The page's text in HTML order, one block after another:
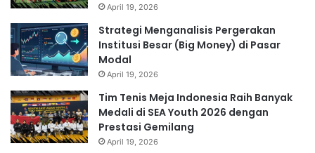
April 19, 2026
Strategi Menganalisis Pergerakan
Institusi Besar (Big Money) di Pasar
Modal
April 19, 2026
Tim Tenis Meja Indonesia Raih Banyak
Medali di SEA Youth 2026 dengan
Prestasi Gemilang
April 19, 2026